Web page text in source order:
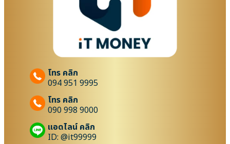
โทร คลิก
094 951 9995
โทร คลิก
090 998 9000
แอดไลน์ คลิก
ID: @it99999